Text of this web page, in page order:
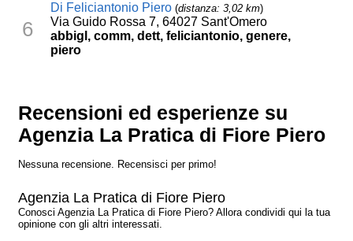
6
Di Feliciantonio Piero (distanza: 3,02 km)
Via Guido Rossa 7, 64027 Sant'Omero
abbigl, comm, dett, feliciantonio, genere,
piero
Recensioni ed esperienze su
Agenzia La Pratica di Fiore Piero
Nessuna recensione. Recensisci per primo!
Agenzia La Pratica di Fiore Piero
Conosci Agenzia La Pratica di Fiore Piero? Allora condividi qui la tua
opinione con gli altri interessati.